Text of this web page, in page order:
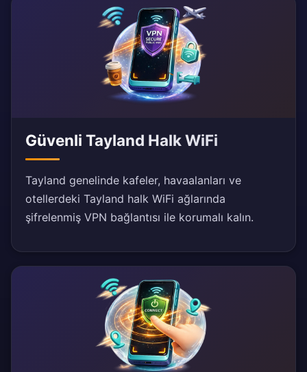
Güvenli Tayland Halk WiFi
Tayland genelinde kafeler, havaalanları ve
otellerdeki Tayland halk WiFi ağlarında
şifrelenmiş VPN bağlantısı ile korumalı kalın.